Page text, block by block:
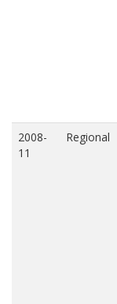
2008-
11
Regional